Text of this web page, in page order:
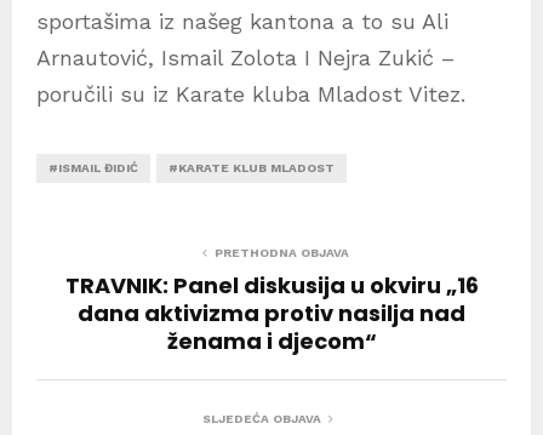
sportašima iz našeg kantona a to su Ali
Arnautović, Ismail Zolota I Nejra Zukić –
poručili su iz Karate kluba Mladost Vitez.
#ISMAIL ĐIDIĆ #KARATE KLUB MLADOST
PRETHODNA OBJAVA
TRAVNIK: Panel diskusija u okviru „16
dana aktivizma protiv nasilja nad
ženama i djecom“
SLJEDEĆA OBJAVA